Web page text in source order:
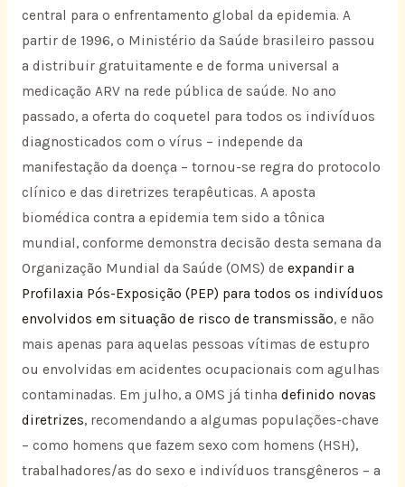
central para o enfrentamento global da epidemia. A
partir de 1996, o Ministério da Saúde brasileiro passou
a distribuir gratuitamente e de forma universal a
medicação ARV na rede pública de saúde. No ano
passado, a oferta do coquetel para todos os indivíduos
diagnosticados com o vírus – independe da
manifestação da doença – tornou-se regra do protocolo
clínico e das diretrizes terapêuticas. A aposta
biomédica contra a epidemia tem sido a tônica
mundial, conforme demonstra decisão desta semana da
Organização Mundial da Saúde (OMS) de expandir a
Profilaxia Pós-Exposição (PEP) para todos os indivíduos
envolvidos em situação de risco de transmissão, e não
mais apenas para aquelas pessoas vítimas de estupro
ou envolvidas em acidentes ocupacionais com agulhas
contaminadas. Em julho, a OMS já tinha definido novas
diretrizes, recomendando a algumas populações-chave
– como homens que fazem sexo com homens (HSH),
trabalhadores/as do sexo e indivíduos transgêneros – a